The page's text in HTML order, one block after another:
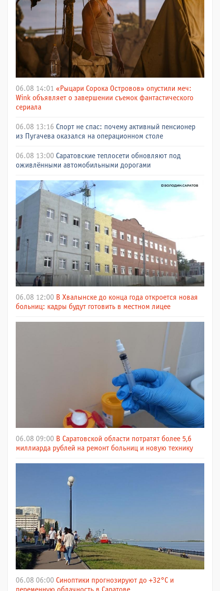
06.08 14:01 «Рыцари Сорока Островов» опустили меч:
Wink объявляет о завершении съемок фантастического
сериала
06.08 13:16 Спорт не спас: почему активный пенсионер
из Пугачева оказался на операционном столе
06.08 13:00 Саратовские теплосети обновляют под
оживлёнными автомобильными дорогами
06.08 12:00 В Хвалынске до конца года откроется новая
больниц: кадры будут готовить в местном лицее
06.08 09:00 В Саратовской области потратят более 5,6
миллиарда рублей на ремонт больниц и новую технику
06.08 06:00 Синоптики прогнозируют до +32°C и